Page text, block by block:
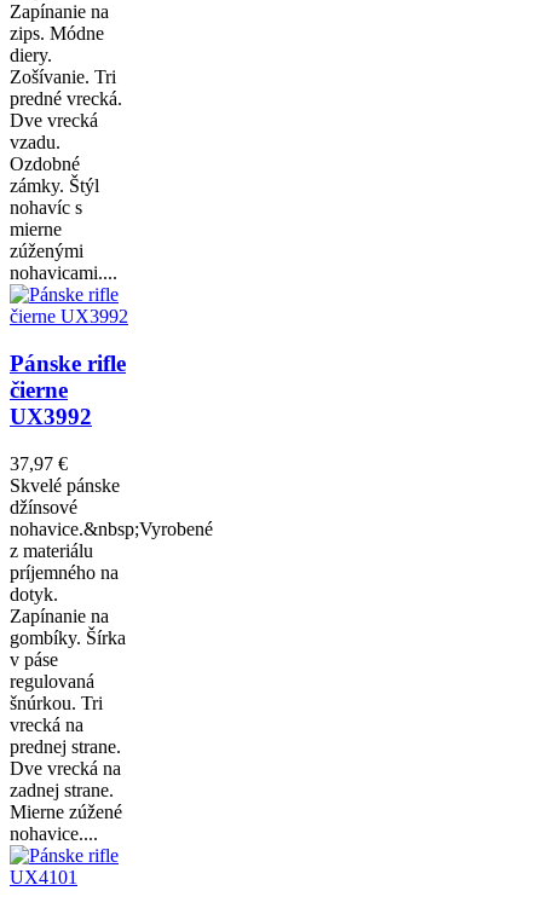
Zapínanie na
zips. Módne
diery.
Zošívanie. Tri
predné vrecká.
Dve vrecká
vzadu.
Ozdobné
zámky. Štýl
nohavíc s
mierne
zúženými
nohavicami....
Pánske rifle
čierne
UX3992
37,97 €
Skvelé pánske
džínsové
nohavice.&nbsp;Vyrobené
z materiálu
príjemného na
dotyk.
Zapínanie na
gombíky. Šírka
v páse
regulovaná
šnúrkou. Tri
vrecká na
prednej strane.
Dve vrecká na
zadnej strane.
Mierne zúžené
nohavice....